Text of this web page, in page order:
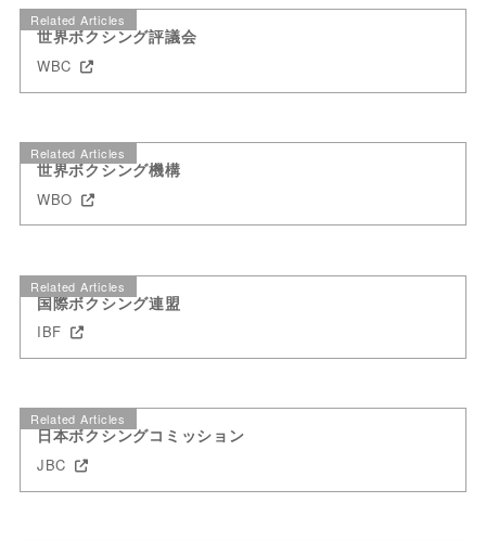
Related Articles
世界ボクシング評議会
WBC
Related Articles
世界ボクシング機構
WBO
Related Articles
国際ボクシング連盟
IBF
Related Articles
日本ボクシングコミッション
JBC